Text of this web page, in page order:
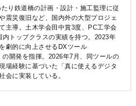
り鉄道橋の計画・設計・施工監理に従
震災復旧など、国内外の大型プロジェ
主導。土木学会田中賞3度、PC工学会
トップクラスの実績を持つ。2023年
劇的に向上させるDXツール
の開発を指揮。2026年7月、同ツールの
場経験に基づいた「真に使えるデジタ
会に実装している。